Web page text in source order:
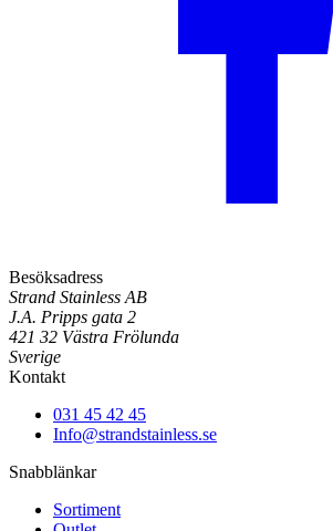
Besöksadress
Strand Stainless AB
J.A. Pripps gata 2
421 32 Västra Frölunda
Sverige
Kontakt
031 45 42 45
Info@strandstainless.se
Snabblänkar
Sortiment